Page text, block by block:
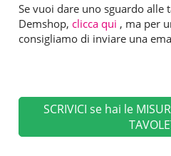
Se vuoi dare uno sguardo alle
Demshop, clicca qui , ma per
consigliamo di inviare una
SCRIVICI se hai le